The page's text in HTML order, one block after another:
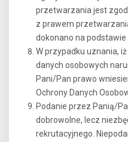
przetwarzania jest
z prawem
dokonano na
W przypadku uznania,
danych osobowych
Pani/Pan prawo
Ochrony Danych
Podanie przez Panią/
dobrowolne, lecz
rekrutacyjnego.